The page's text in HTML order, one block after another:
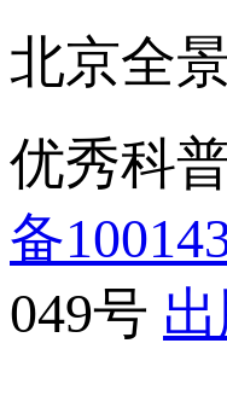
北京全
优秀科
备
049号